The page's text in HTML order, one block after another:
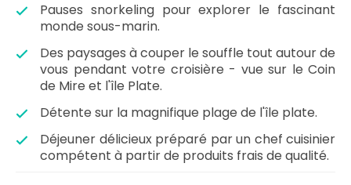
Pauses snorkeling pour explorer le fascinant
monde sous-marin.
Des paysages à couper le souffle tout autour de
vous pendant votre croisière - vue sur le Coin
de Mire et l'île Plate.
Détente sur la magnifique plage de l'île plate.
Déjeuner délicieux préparé par un chef cuisinier
compétent à partir de produits frais de qualité.